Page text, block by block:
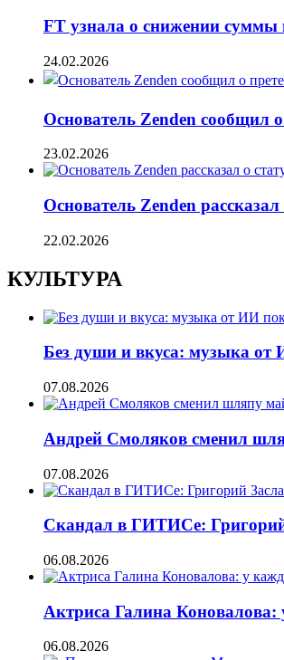
FT узнала о снижении суммы
24.02.2026
Основатель Zenden сообщил
23.02.2026
Основатель Zenden рассказал
22.02.2026
КУЛЬТУРА
Без души и вкуса: музыка от
07.08.2026
Андрей Смоляков сменил
07.08.2026
Скандал в ГИТИСе:
06.08.2026
Актриса Галина
06.08.2026